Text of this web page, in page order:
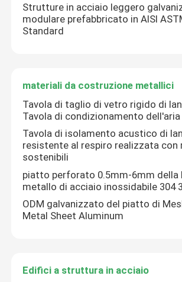
Contattici
Edifici a struttura in acciaio
Magazzino di strutture in acciaio
laboratorio di strutture in acciaio
pannelli sandwich isolati
strutture modulari in acciaio
Strutture in acciaio leggero
modulare prefabbricato in AISI
Standard
materiali da costruzione metallici
Tavola di taglio di vetro rigido di
Tavola di condizionamento dell'aria
Tavola di isolamento acustico di
resistente al respiro realizzata con
sostenibili
piatto perforato 0.5mm-6mm della
metallo di acciaio inossidabile 304
ODM galvanizzato del piatto di
Metal Sheet Aluminum
Edifici a struttura in acciaio